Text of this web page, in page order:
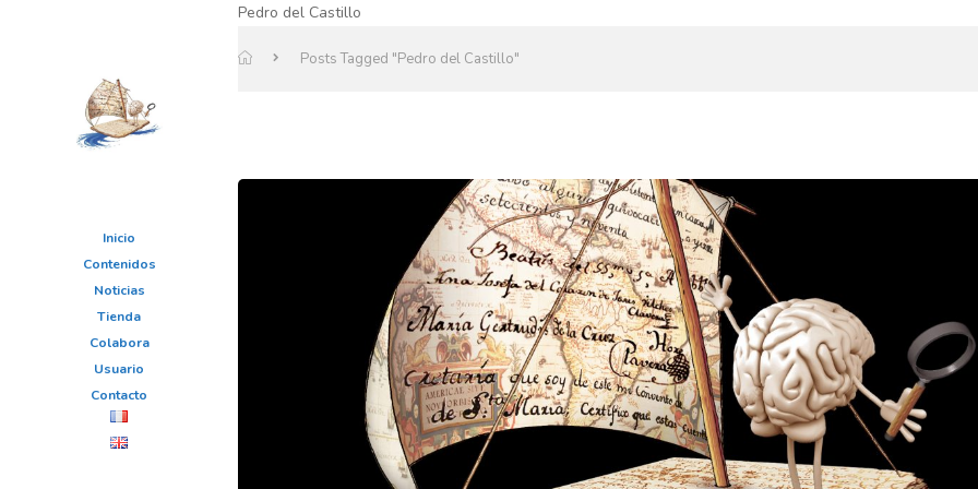
Inicio
Contenidos
Noticias
Tienda
Colabora
Usuario
Contacto
Pedro del Castillo
Posts Tagged "Pedro del Castillo"